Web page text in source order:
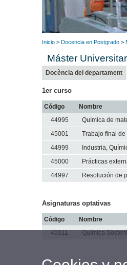
Inicio > Docencia en Postgrado >
Máster
Docència del departament
1er curso
Código Nombre
44995 Química de
45001
Trabajo final de
44999
Industria,
45000
Prácticas
44997
Resolución de
Asignaturas optativas
Código Nombre
45011 Química